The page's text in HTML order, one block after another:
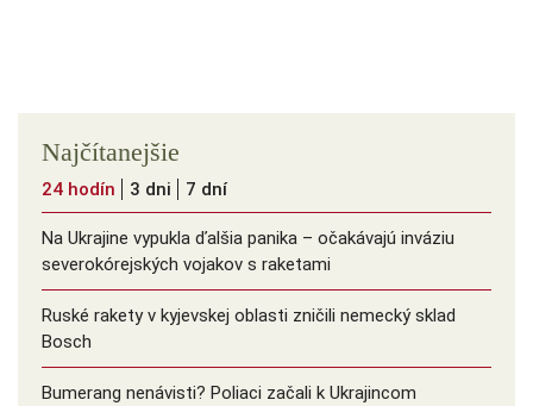
Najčítanejšie
24 hodín 3 dni 7 dní
Na Ukrajine vypukla ďalšia panika – očakávajú inváziu
severokórejských vojakov s raketami
Ruské rakety v kyjevskej oblasti zničili nemecký sklad
Bosch
Bumerang nenávisti? Poliaci začali k Ukrajincom